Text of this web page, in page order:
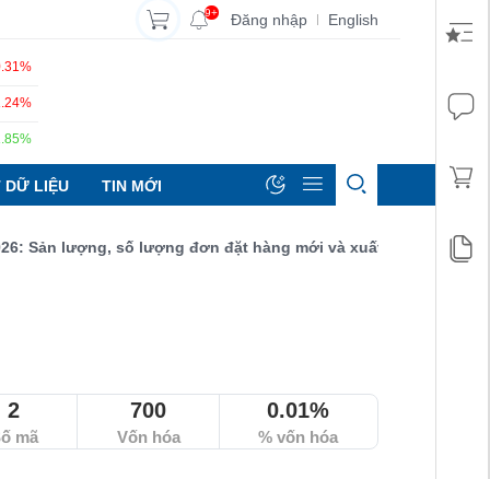
9+ Đăng nhập | English
DỮ LIỆU TIN MỚI
lượng, số lượng đơn đặt hàng mới và xuất khẩu đều tăng đạt
2
mã
700
Vốn hóa
0.01%
% vốn hóa